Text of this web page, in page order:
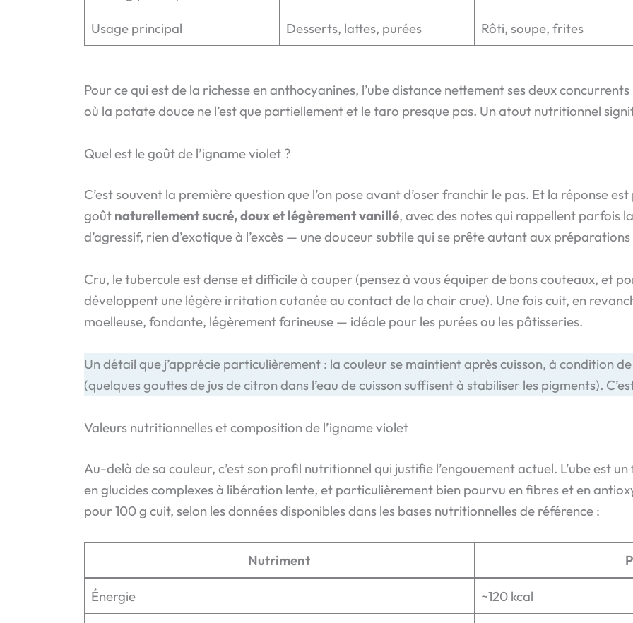
Usage principal Desserts, lattes, purées Rôti, soupe, frites
Pour ce qui est de la richesse en anthocyanines, l’ube distance nettement ses deux
où la patate douce ne l’est que partiellement et le taro presque pas. Un atout nutritionnel
Quel est le goût de l’igname violet ?
C’est souvent la première question que l’on pose avant d’oser franchir le pas. Et la réponse
goût naturellement sucré, doux et légèrement vanillé, avec des notes qui rappellent parfois
d’agressif, rien d’exotique à l’excès — une douceur subtile qui se prête autant aux préparations
Cru, le tubercule est dense et difficile à couper (pensez à vous équiper de bons couteaux, et
développent une légère irritation cutanée au contact de la chair crue). Une fois cuit, en
moelleuse, fondante, légèrement farineuse — idéale pour les purées ou les pâtisseries.
Un détail que j’apprécie particulièrement : la couleur se maintient après cuisson, à condition
(quelques gouttes de jus de citron dans l’eau de cuisson suffisent à stabiliser les pigments).
Valeurs nutritionnelles et composition de l’igname violet
Au-delà de sa couleur, c’est son profil nutritionnel qui justifie l’engouement actuel. L’ube est
en glucides complexes à libération lente, et particulièrement bien pourvu en fibres et en
pour 100 g cuit, selon les données disponibles dans les bases nutritionnelles de référence :
Nutriment
Énergie ~120 kcal